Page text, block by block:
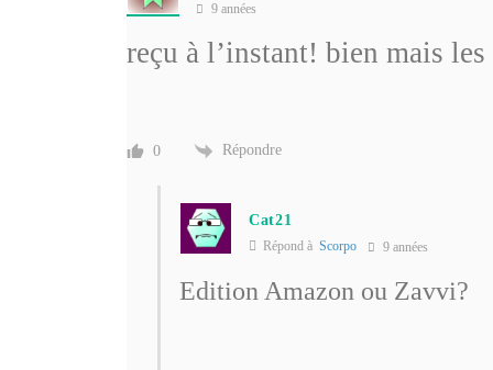
9 années
reçu à l’instant! bien mais
0 Répondre
Cat21
Répond à Scorpo 9 années
Edition Amazon ou Zavvi?